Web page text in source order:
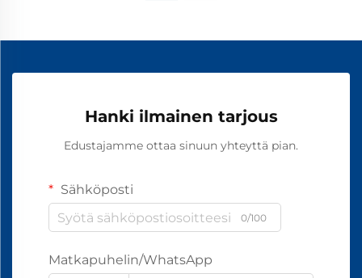
Hanki ilmainen tarjous
Edustajamme ottaa sinuun yhteyttä pian.
Sähköposti
0/100
Matkapuhelin/WhatsApp